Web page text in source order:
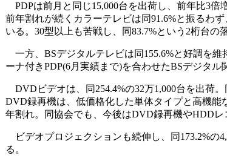
PDPは前月と同じ15,000台を出荷し、前年比3倍
前年割れが続くカラーテレビは同91.6%と振るわ
いる。30型以上も苦戦し、同83.7%という2桁台の
一方、BSデジタルテレビは同155.6%と好調を維
ーナ付きPDP(6月実績まで)を合わせたBSデジタル
DVDビデオは、同254.4%の32万1,000台を出荷
DVD録再機は、低価格化した単体タイプと高機能
年割れ。同協会でも、今後はDVD録再機やHDDレ
ビデオプロジェクションも続伸し、同173.2%の
る。